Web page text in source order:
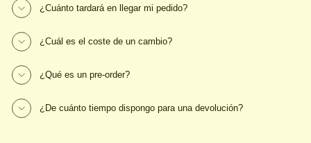
¿Cuánto tardará en llegar mi pedido?
¿Cuál es el coste de un cambio?
¿Qué es un pre-order?
¿De cuánto tiempo dispongo para una devolución?